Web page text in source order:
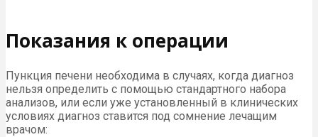
Показания к операции
Пункция печени необходима в случаях, когда диагноз
нельзя определить с помощью стандартного набора
анализов, или если уже установленный в клинических
условиях диагноз ставится под сомнение лечащим
врачом: